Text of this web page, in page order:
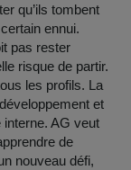
qu’ils tombent
ennui.
pas rester
risque de partir.
les profils. La
et
interne. AG veut
de
nouveau défi,